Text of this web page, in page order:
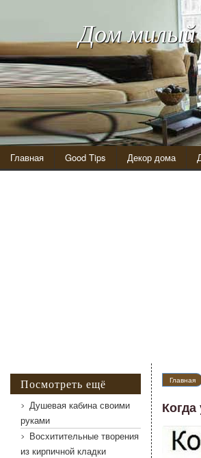
Дом
Главная Good Tips Декор дома
Главная
Когда у мастера
Посмотреть ещё
Душевая кабина своими
руками
Восхитительные творения
из кирпичной кладки